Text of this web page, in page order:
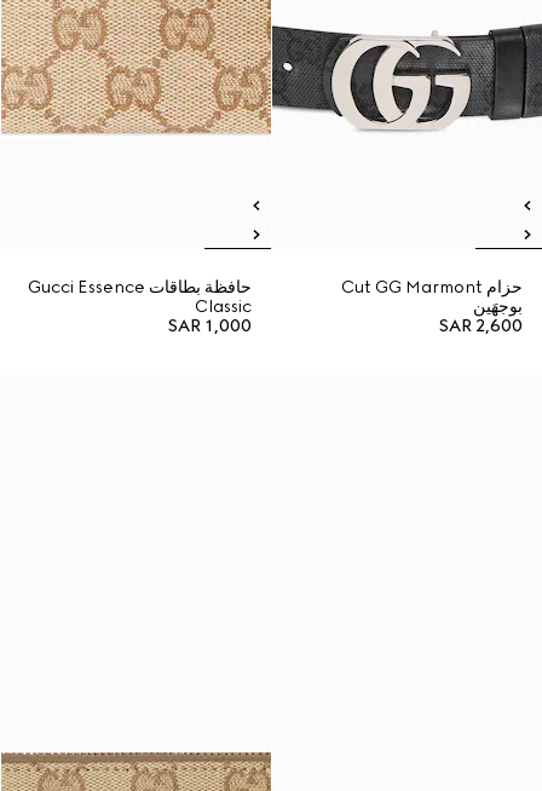
حزام Cut GG Marmont
بوجهَين
SAR 2,600
حافظة بطاقات Gucci Essence
Classic
SAR 1,000